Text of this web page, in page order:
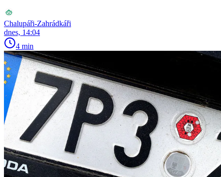
Chalupáři-Zahrádkáři
dnes, 14:04
4 min